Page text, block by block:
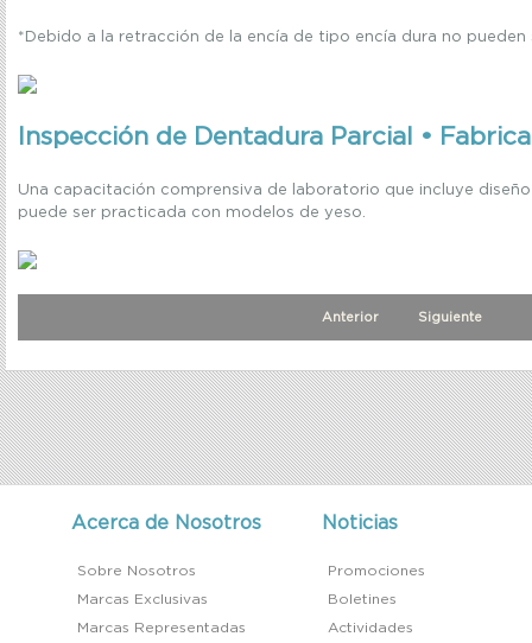
*Debido a la retracción de la encía de tipo encía dura no pueden
Inspección de Dentadura Parcial •
Una capacitación comprensiva de laboratorio que incluye
puede ser practicada con modelos de yeso.
Anterior Siguiente
Acerca de Nosotros
Sobre Nosotros
Marcas Exclusivas
Marcas Representadas
Noticias
Promociones
Boletines
Actividades